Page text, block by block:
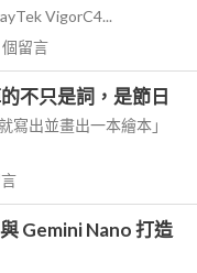
VigorC4...
個留言
不只是詞，是節日
寫出並畫出一本繪本」
Gemini Nano 打造